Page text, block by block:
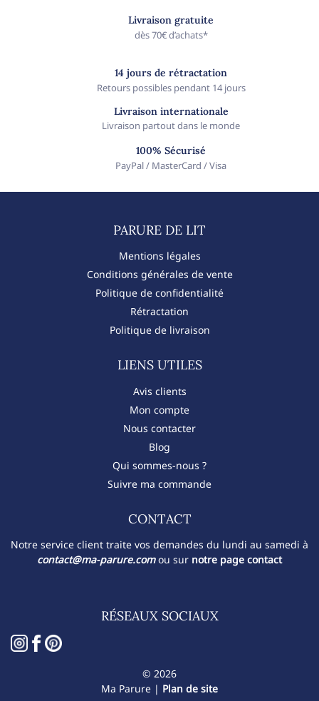
Livraison gratuite
dès 70€ d’achats*
14 jours de rétractation
Retours possibles pendant 14 jours
Livraison internationale
Livraison partout dans le monde
100% Sécurisé
PayPal / MasterCard / Visa
PARURE DE LIT​
Mentions légales
Conditions générales de vente
Politique de confidentialité
Rétractation
Politique de livraison
LIENS UTILES
Avis clients
Mon compte
Nous contacter
Blog
Qui sommes-nous ?
Suivre ma commande
CONTACT​
Notre service client traite vos demandes du lundi au samedi à
contact@ma-parure.comou sur notre page contact
RÉSEAUX SOCIAUX
© 2026
Ma Parure | Plan de site